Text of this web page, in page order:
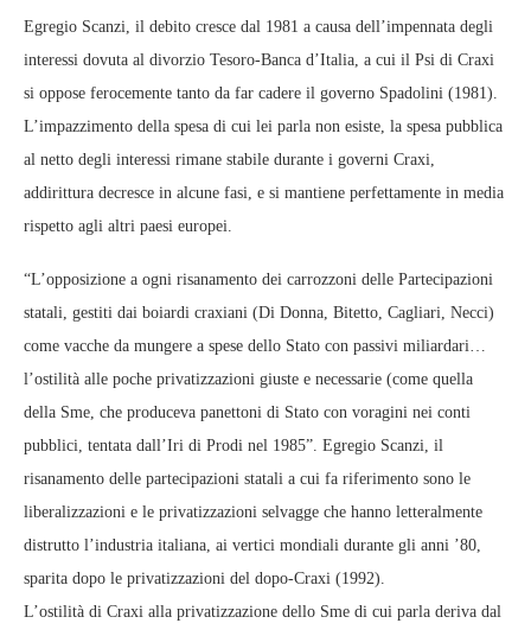
Egregio Scanzi, il debito cresce dal 1981 a causa dell’impennata degli
interessi dovuta al divorzio Tesoro-Banca d’Italia, a cui il Psi di Craxi
si oppose ferocemente tanto da far cadere il governo Spadolini (1981).
L’impazzimento della spesa di cui lei parla non esiste, la spesa pubblica
al netto degli interessi rimane stabile durante i governi Craxi,
addirittura decresce in alcune fasi, e si mantiene perfettamente in media
rispetto agli altri paesi europei.
“L’opposizione a ogni risanamento dei carrozzoni delle Partecipazioni
statali, gestiti dai boiardi craxiani (Di Donna, Bitetto, Cagliari, Necci)
come vacche da mungere a spese dello Stato con passivi miliardari…
l’ostilità alle poche privatizzazioni giuste e necessarie (come quella
della Sme, che produceva panettoni di Stato con voragini nei conti
pubblici, tentata dall’Iri di Prodi nel 1985”. Egregio Scanzi, il
risanamento delle partecipazioni statali a cui fa riferimento sono le
liberalizzazioni e le privatizzazioni selvagge che hanno letteralmente
distrutto l’industria italiana, ai vertici mondiali durante gli anni ’80,
sparita dopo le privatizzazioni del dopo-Craxi (1992).
L’ostilità di Craxi alla privatizzazione dello Sme di cui parla deriva dal